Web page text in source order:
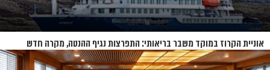
אוניית הקרוז במוקד משבר בריאותי: התפרצות נגיף ההנטה, מקרה חדש
בשווייץ ומחלוקת בין מדינות